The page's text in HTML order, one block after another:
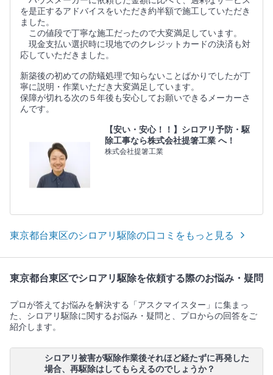
を是正するアドバイスをいただき約半額で施工していただき
ました。
この値段で丁寧な施工だったので大変満足しています。
現金支払い選択時に現地でのクレジットカードの決済も対
応していただきました。
新築後の初めての防蟻処理で知らないことばかりでしたが丁
寧に説明・作業いただき大変満足しています。
保障が切れる次の５年後も安心してお願いできるメーカーさ
んです。
【安い・安心！！】シロアリ予防・駆
除工事なら株式会社提箸工業 へ！
株式会社提箸工業
東京都台東区のシロアリ駆除の口コミをもっと見る
東京都台東区でシロアリ駆除を依頼する際のお悩み・疑問
プロが答えてお悩みを解決する「アスクマイスター」に集まっ
た、シロアリ駆除に関するお悩み・疑問と、プロからの回答をご
紹介します。
シロアリ被害が駆除作業後それほど経たずに再発した
場合、再駆除はしてもらえるのでしょうか？